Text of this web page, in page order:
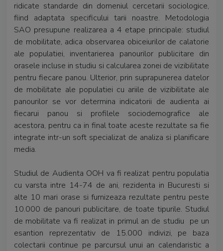
ridicate standarde din domeniul cercetarii sociologice,
fiind adaptata specificului tarii noastre. Metodologia
SAO presupune realizarea a 4 etape principale: studiul
de mobilitate, adica observarea obiceiurilor de calatorie
ale populatiei, inventarierea panourilor publicitare din
orasele incluse in studiu si calcularea zonei de vizibilitate
pentru fiecare panou. Ulterior, prin suprapunerea datelor
de mobilitate ale populatiei cu ariile de vizibilitate ale
panourilor se vor determina indicatorii de audienta ai
fiecarui panou si profilele sociodemografice ale
acestora, pentru ca in final toate aceste rezultate sa fie
integrate intr-un soft specializat de analiza si planificare
media.
Studiul de Audienta OOH va fi realizat pentru populatia
cu varsta intre 14-74 de ani, rezidenta in Bucuresti si
alte 10 mari orase si furnizeaza rezultate pentru peste
10.000 de panouri publicitare, de toate tipurile. Studiul
de mobilitate va fi realizat in primul an de studiu pe un
esantion reprezentativ de 15.000 indivizi, pe baza
colectarii continue pe parcursul unui an calendaristic a